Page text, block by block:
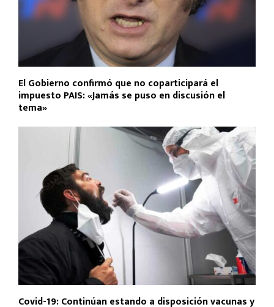
El Gobierno confirmó que no coparticipará el
impuesto PAIS: «Jamás se puso en discusión el
tema»
Covid-19: Continúan estando a disposición vacunas y